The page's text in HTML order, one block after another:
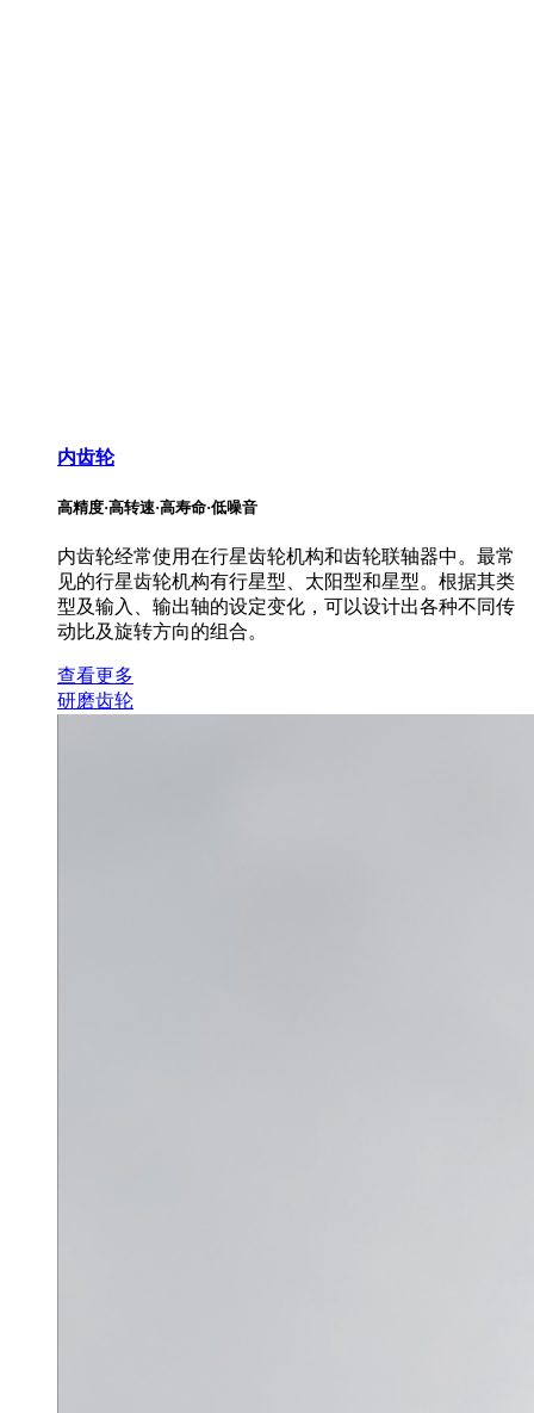
内齿轮
高精度·高转速·高寿命·低噪音
内齿轮经常使用在行星齿轮机构和齿轮联轴器中。最常
见的行星齿轮机构有行星型、太阳型和星型。根据其类
型及输入、输出轴的设定变化，可以设计出各种不同传
动比及旋转方向的组合。
查看更多
研磨齿轮